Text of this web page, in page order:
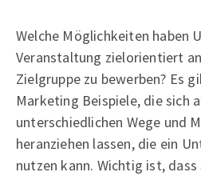
Welche Möglichkeiten haben
Veranstaltung zielorientiert
Zielgruppe zu bewerben? Es
Marketing Beispiele, die sich
unterschiedlichen Wege und
heranziehen lassen, die ein
nutzen kann. Wichtig ist,